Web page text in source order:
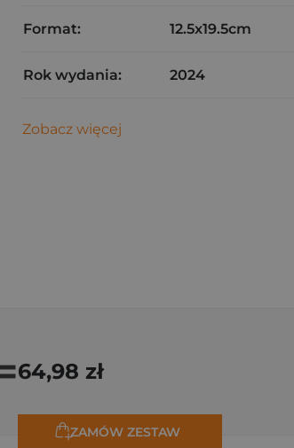
Format: 12.5x19.5cm
Rok wydania: 2024
Zobacz więcej
64,98 zł
ZAMÓW ZESTAW